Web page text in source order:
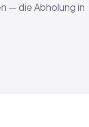
— die Abholung in